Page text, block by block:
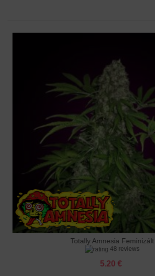
Totally Amnesia Feminizált
48 reviews
5.20 €